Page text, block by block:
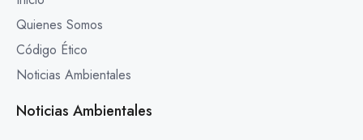
Quienes Somos
Código Ético
Noticias Ambientales
Noticias Ambientales